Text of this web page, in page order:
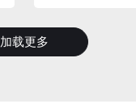
加载更多